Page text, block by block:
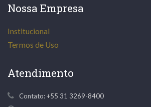
Nossa Empresa
Institucional
Termos de Uso
Atendimento
Contato:+55 31 3269-8400